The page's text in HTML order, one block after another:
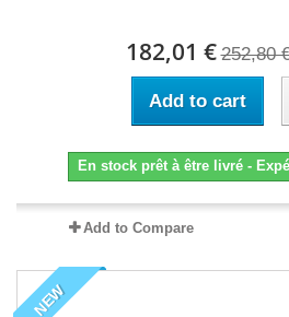
182,01 € 252,80
Add to cart
En stock prêt à être livré -
Add to Compare
NEW